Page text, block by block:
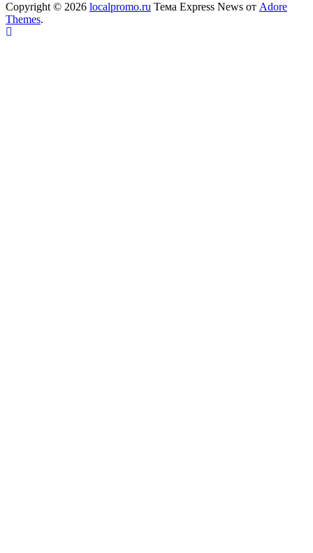
Copyright © 2026 localpromo.ru Тема Express News от Adore
Themes.